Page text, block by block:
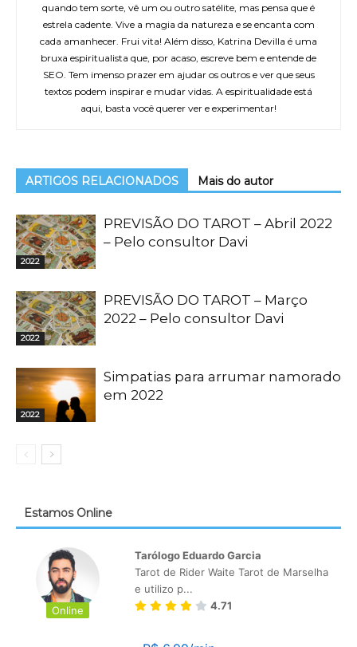
quando tem sorte, vê um ou outro satélite, mas pensa que é
estrela cadente. Vive a magia da natureza e se encanta com
cada amanhecer. Frui vita! Além disso, Katrina Devilla é uma
bruxa espiritualista que, por acaso, escreve bem e entende de
SEO. Tem imenso prazer em ajudar os outros e ver que seus
textos podem inspirar e mudar vidas. A espiritualidade está
aqui, basta você querer ver e experimentar!
ARTIGOS RELACIONADOS Mais do autor
2022
PREVISÃO DO TAROT – Abril 2022
– Pelo consultor Davi
2022
PREVISÃO DO TAROT – Março
2022 – Pelo consultor Davi
2022
Simpatias para arrumar namorado
em 2022
Estamos Online